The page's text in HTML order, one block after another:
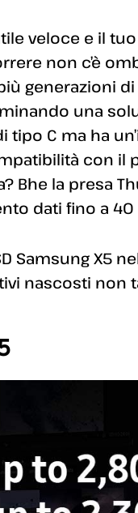
veloce e il tuo
non c’è
generazioni
una
tipo C ma ha
con il
Bhe la presa
dati fino a 40
Samsung X5
nascosti non